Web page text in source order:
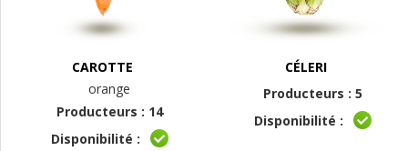
CAROTTE
orange
Producteurs : 14
Disponibilité :
CÉLERI
Producteurs : 5
Disponibilité :